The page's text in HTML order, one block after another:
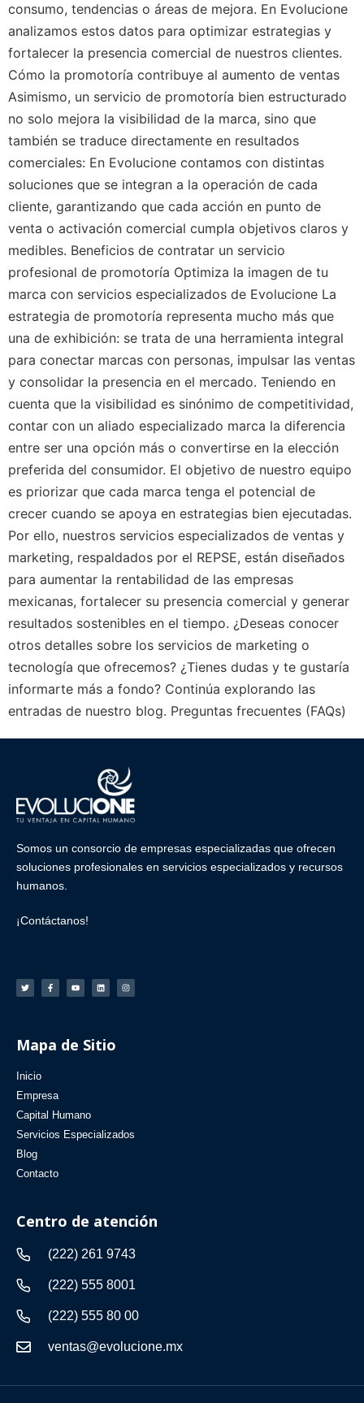
consumo, tendencias o áreas de mejora. En Evolucione
analizamos estos datos para optimizar estrategias y
fortalecer la presencia comercial de nuestros clientes.
Cómo la promotoría contribuye al aumento de ventas
Asimismo, un servicio de promotoría bien estructurado
no solo mejora la visibilidad de la marca, sino que
también se traduce directamente en resultados
comerciales: En Evolucione contamos con distintas
soluciones que se integran a la operación de cada
cliente, garantizando que cada acción en punto de
venta o activación comercial cumpla objetivos claros y
medibles. Beneficios de contratar un servicio
profesional de promotoría Optimiza la imagen de tu
marca con servicios especializados de Evolucione La
estrategia de promotoría representa mucho más que
una de exhibición: se trata de una herramienta integral
para conectar marcas con personas, impulsar las ventas
y consolidar la presencia en el mercado. Teniendo en
cuenta que la visibilidad es sinónimo de competitividad,
contar con un aliado especializado marca la diferencia
entre ser una opción más o convertirse en la elección
preferida del consumidor. El objetivo de nuestro equipo
es priorizar que cada marca tenga el potencial de
crecer cuando se apoya en estrategias bien ejecutadas.
Por ello, nuestros servicios especializados de ventas y
marketing, respaldados por el REPSE, están diseñados
para aumentar la rentabilidad de las empresas
mexicanas, fortalecer su presencia comercial y generar
resultados sostenibles en el tiempo. ¿Deseas conocer
otros detalles sobre los servicios de marketing o
tecnología que ofrecemos? ¿Tienes dudas y te gustaría
informarte más a fondo? Continúa explorando las
entradas de nuestro blog. Preguntas frecuentes (FAQs)
Somos un consorcio de empresas especializadas que ofrecen
soluciones profesionales en servicios especializados y recursos
humanos.
¡Contáctanos!
Mapa de Sitio
Inicio
Empresa
Capital Humano
Servicios Especializados
Blog
Contacto
Centro de atención
(222) 261 9743
(222) 555 8001
(222) 555 80 00
ventas@evolucione.mx